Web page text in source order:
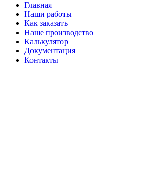
Главная
Наши работы
Как заказать
Наше производство
Калькулятор
Документация
Контакты